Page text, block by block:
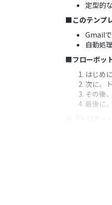
定型的
■このテンプ
Gmail
自動処
■フローボッ
はじめ
次に、
その後
最後に
※「トリガー